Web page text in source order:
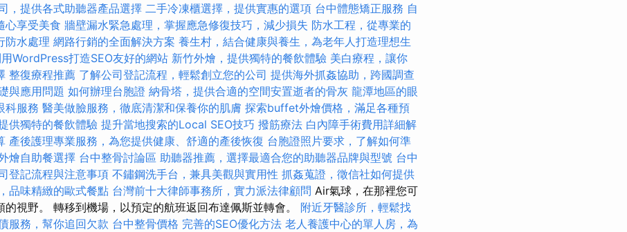
，提供各式助聽器產品選擇 二手冷凍櫃選擇，提供實惠的選項 台中體態矯正服務 自
心享受美食 牆壁漏水緊急處理，掌握應急修復技巧，減少損失 防水工程，從專業的
防水處理 網路行銷的全面解決方案 養生村，結合健康與養生，為老年人打造理想生
WordPress打造SEO友好的網站 新竹外燴，提供獨特的餐飲體驗 美白療程，讓你
整復療程推薦 了解公司登記流程，輕鬆創立您的公司 提供海外抓姦協助，跨國調查
與應用問題 如何辦理台胞證 納骨塔，提供合適的空間安置逝者的骨灰 龍潭地區的眼
科服務 醫美做臉服務，徹底清潔和保養你的肌膚 探索buffet外燴價格，滿足各種預
供獨特的餐飲體驗 提升當地搜索的Local SEO技巧 撥筋療法 白內障手術費用詳細解
產後護理專業服務，為您提供健康、舒適的產後恢復 台胞證照片要求，了解如何準
燴自助餐選擇 台中整骨討論區 助聽器推薦，選擇最適合您的助聽器品牌與型號 台中
登記流程與注意事項 不鏽鋼洗手台，兼具美觀與實用性 抓姦蒐證，徵信社如何提供
品味精緻的歐式餐點 台灣前十大律師事務所，實力派法律顧問 Air氣球，在那裡您可
的視野。 轉移到機場，以預定的航班返回布達佩斯並轉會。 附近牙醫診所，輕鬆找
服務，幫你追回欠款 台中整骨價格 完善的SEO優化方法 老人養護中心的單人房，為